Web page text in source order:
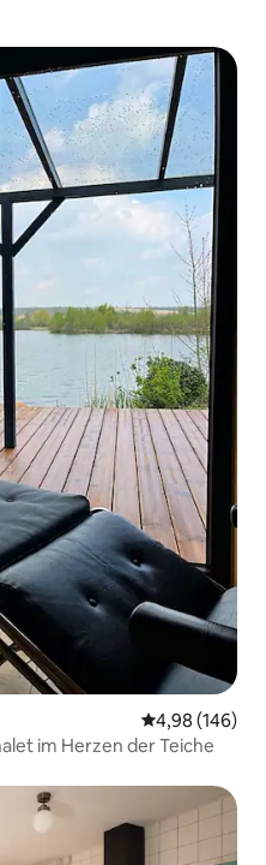
4,98 (146)
im Herzen der Teiche